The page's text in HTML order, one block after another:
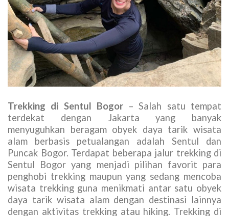
Trekking di Sentul Bogor – Salah satu tempat
terdekat dengan Jakarta yang banyak
menyuguhkan beragam obyek daya tarik wisata
alam berbasis petualangan adalah Sentul dan
Puncak Bogor. Terdapat beberapa jalur trekking di
Sentul Bogor yang menjadi pilihan favorit para
penghobi trekking maupun yang sedang mencoba
wisata trekking guna menikmati antar satu obyek
daya tarik wisata alam dengan destinasi lainnya
dengan aktivitas trekking atau hiking. Trekking di